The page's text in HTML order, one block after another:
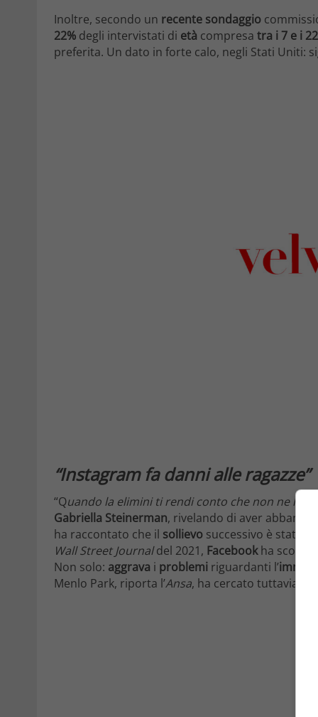
Inoltre, secondo un recente sondaggio
22% degli intervistati di età compresa tra i 7 e i
preferita. Un dato in forte calo, negli Stati Uniti:
“Instagram fa danni alle ragazze”
“Quando la elimini ti rendi conto che non ne hai
Gabriella Steinerman, rivelando di aver
ha raccontato che il sollievo successivo è stato
Wall Street Journaldel 2021, Facebookha
Non solo: aggrava i problemi riguardanti l’
Menlo Park, riporta l’Ansa, ha cercato tuttavia di